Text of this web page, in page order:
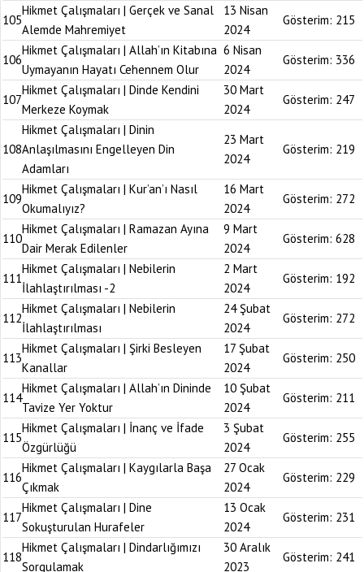
105
Hikmet Çalışmaları | Gerçek ve Sanal
Alemde Mahremiyet
13 Nisan
2024
Gösterim: 215
106
Hikmet Çalışmaları | Allah’ın Kitabına
Uymayanın Hayatı Cehennem Olur
6 Nisan
2024
Gösterim: 336
107
Hikmet Çalışmaları | Dinde Kendini
Merkeze Koymak
30 Mart
2024
Gösterim: 247
108
Hikmet Çalışmaları | Dinin
Anlaşılmasını Engelleyen Din
Adamları
23 Mart
2024
Gösterim: 219
109
Hikmet Çalışmaları | Kur’an’ı Nasıl
Okumalıyız?
16 Mart
2024
Gösterim: 272
110
Hikmet Çalışmaları | Ramazan Ayına
Dair Merak Edilenler
9 Mart
2024
Gösterim: 628
111
Hikmet Çalışmaları | Nebilerin
İlahlaştırılması -2
2 Mart
2024
Gösterim: 192
112
Hikmet Çalışmaları | Nebilerin
İlahlaştırılması
24 Şubat
2024
Gösterim: 272
113
Hikmet Çalışmaları | Şirki Besleyen
Kanallar
17 Şubat
2024
Gösterim: 250
114
Hikmet Çalışmaları | Allah’ın Dininde
Tavize Yer Yoktur
10 Şubat
2024
Gösterim: 211
115
Hikmet Çalışmaları | İnanç ve İfade
Özgürlüğü
3 Şubat
2024
Gösterim: 255
116
Hikmet Çalışmaları | Kaygılarla Başa
Çıkmak
27 Ocak
2024
Gösterim: 229
117
Hikmet Çalışmaları | Dine
Sokuşturulan Hurafeler
13 Ocak
2024
Gösterim: 231
118
Hikmet Çalışmaları | Dindarlığımızı
Sorgulamak
30 Aralık
2023
Gösterim: 241